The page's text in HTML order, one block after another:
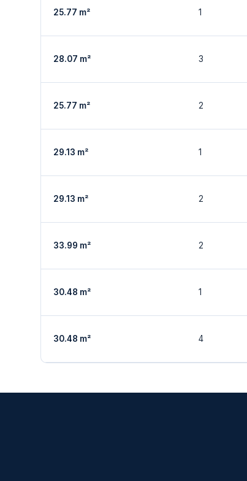
25.77 m² 1
28.07 m² 3
25.77 m² 2
29.13 m² 1
29.13 m² 2
33.99 m² 2
30.48 m² 1
30.48 m² 4